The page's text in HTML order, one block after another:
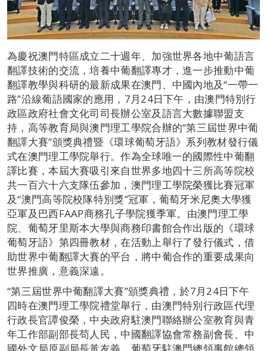
為慶祝澳門特區成立二十週年、加強世界各地中葡語言
翻譯技術的交流，培養中葡翻譯專才，進一步推動中葡
翻譯教學與科研的最新成果在澳門、中國內地及“一帶一
路”沿線葡語國家的應用，7月24日下午，由澳門特別行
政區政府社會文化司司長辦公室及語言大數據聯盟支
持，高等教育局與澳門理工學院合辦的“第三屆世界中葡
翻譯大賽”頒獎典禮暨《環球葡萄牙語》系列教材發行儀
式在澳門理工學院舉行。作為全球唯一的國際性中葡翻
譯比賽，本屆大賽吸引來自世界多地四十三所高等院校
共一百六十六支隊伍參加，澳門理工學院榮獲比賽冠軍
及“澳門高等院校隊特別獎”冠軍，葡萄牙米尼奧大學獲
亞軍及巴西FAAP商務孔子學院獲季軍。由澳門理工學
院、葡萄牙里斯本大學與商務印書館合作出版的《環球
葡萄牙語》第四冊教材，在活動上舉行了發行儀式，借
助世界中葡翻譯大賽的平台，將中葡合作的重要成果向
世界推廣，意義深遠。
“第三屆世界中葡翻譯大賽”頒獎典禮，於7月24日下午
四時在澳門理工學院禮堂舉行，由澳門特別行政區代理
行政長官譚俊榮，中央政府駐澳門聯絡辦公室教育與青
年工作部副部長苟人民，中國翻譯協會常務副會長、中
國外文局原副局長黃友義，葡萄牙駐澳門總領事館總領